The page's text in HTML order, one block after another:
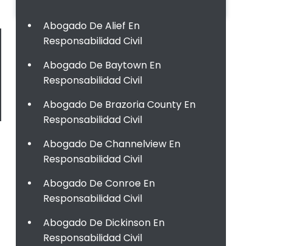
Abogado De Alief En
Responsabilidad Civil
Abogado De Baytown En
Responsabilidad Civil
Abogado De Brazoria County En
Responsabilidad Civil
Abogado De Channelview En
Responsabilidad Civil
Abogado De Conroe En
Responsabilidad Civil
Abogado De Dickinson En
Responsabilidad Civil